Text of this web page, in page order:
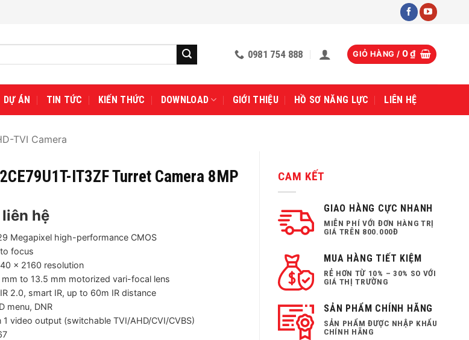
0981 754 888 GIỎ HÀNG / 0₫
DỰ ÁN TIN TỨC KIẾN THỨC DOWNLOAD GIỚI THIỆU HỒ SƠ NĂNG LỰC LIÊN HỆ
TVI Camera
CAM KẾT
GIAO HÀNG CỰC NHANH
MIỄN PHÍ VỚI ĐƠN HÀNG TRỊ
GIÁ TRÊN 800.000Đ
MUA HÀNG TIẾT KIỆM
RẺ HƠN TỪ 10% – 30% SO VỚI
GIÁ THỊ TRƯỜNG
SẢN PHẨM CHÍNH HÃNG
SẢN PHẨM ĐƯỢC NHẬP KHẨU
CHÍNH HÃNG
IT3ZF Turret Camera 8MP
liên hệ
Megapixel high-performance CMOS
focus
× 2160 resolution
to 13.5 mm motorized vari-focal lens
2.0, smart IR, up to 60m IR distance
menu, DNR
video output (switchable TVI/AHD/CVI/CVBS)